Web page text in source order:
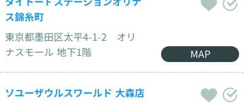
ス錦糸町
東京都墨田区太平4-1-2 オリ
ナスモール 地下1階
MAP
ソユーザウルスワールド 大森店